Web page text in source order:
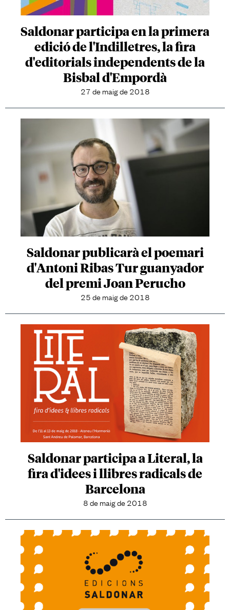
Saldonar participa en la primera
edició de l'Indilletres, la fira
d'editorials independents de la
Bisbal d'Empordà
27 de maig de 2018
Saldonar publicarà el poemari
d'Antoni Ribas Tur guanyador
del premi Joan Perucho
25 de maig de 2018
Saldonar participa a Literal, la
fira d'idees i llibres radicals de
Barcelona
8 de maig de 2018